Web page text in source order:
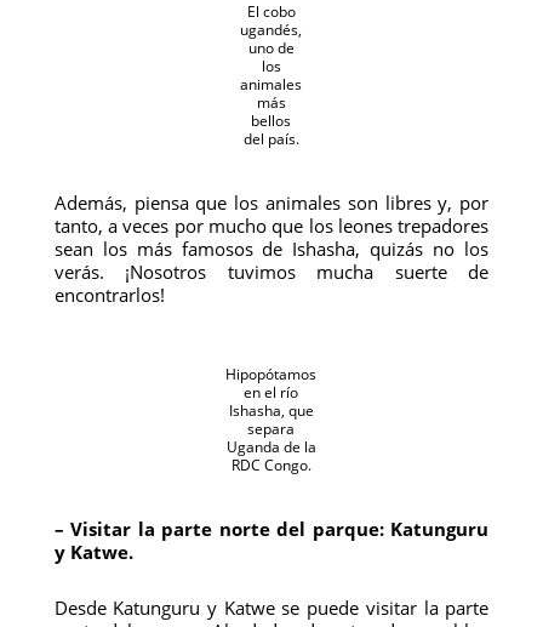
El cobo
ugandés,
uno de
los
animales
más
bellos
del país.
Además, piensa que los animales son libres y, por
tanto, a veces por mucho que los leones trepadores
sean los más famosos de Ishasha, quizás no los
verás. ¡Nosotros tuvimos mucha suerte de
encontrarlos!
Hipopótamos
en el río
Ishasha, que
separa
Uganda de la
RDC Congo.
– Visitar la parte norte del parque: Katunguru
y Katwe.
Desde Katunguru y Katwe se puede visitar la parte